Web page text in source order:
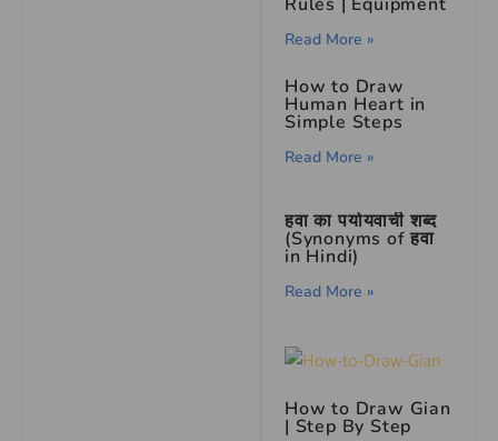
Read More »
How to Draw
Human Heart in
Simple Steps
Read More »
हवा का पर्यायवाची शब्द
(Synonyms of हवा
in Hindi)
Read More »
How to Draw Gian
| Step By Step